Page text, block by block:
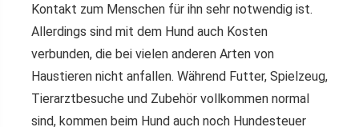
Kontakt zum Menschen für ihn sehr notwendig ist.
Allerdings sind mit dem Hund auch Kosten
verbunden, die bei vielen anderen Arten von
Haustieren nicht anfallen. Während Futter, Spielzeug,
Tierarztbesuche und Zubehör vollkommen normal
sind, kommen beim Hund auch noch Hundesteuer